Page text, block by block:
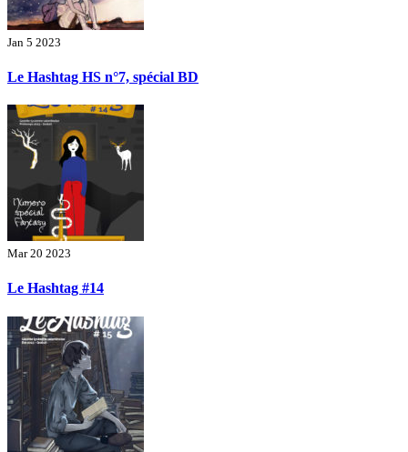
Jan 5 2023
Le Hashtag HS n°7, spécial BD
Mar 20 2023
Le Hashtag #14